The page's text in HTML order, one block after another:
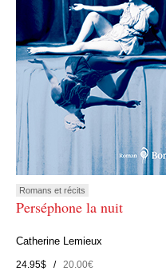
Romans et récits
Perséphone la nuit
Catherine Lemieux
24.95$ /20.00€